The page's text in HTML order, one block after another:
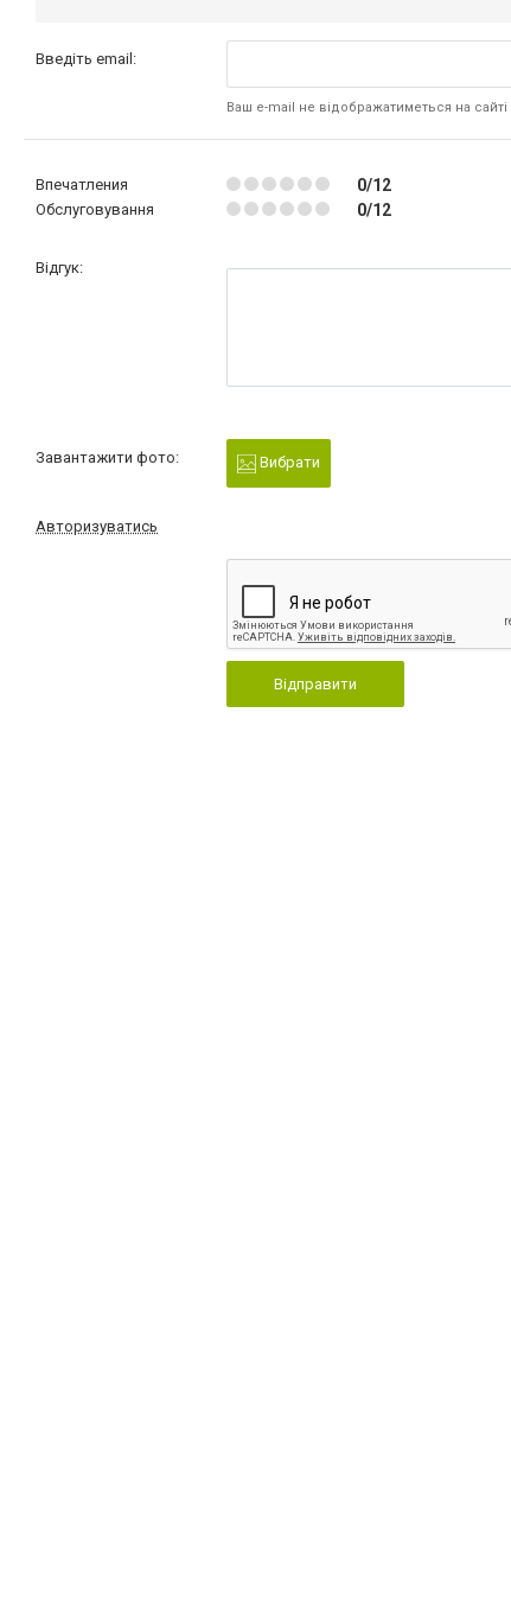
Введіть email:
Ваш e-mail не відображатиметься на сайті
Впечатления 0/12
Обслуговування 0/12
Відгук:
Завантажити фото: Вибрати
Авторизуватись
Відправити